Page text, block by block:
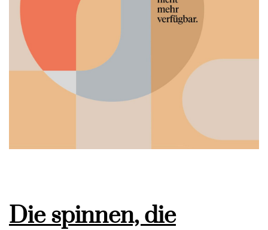
Die spinnen, die